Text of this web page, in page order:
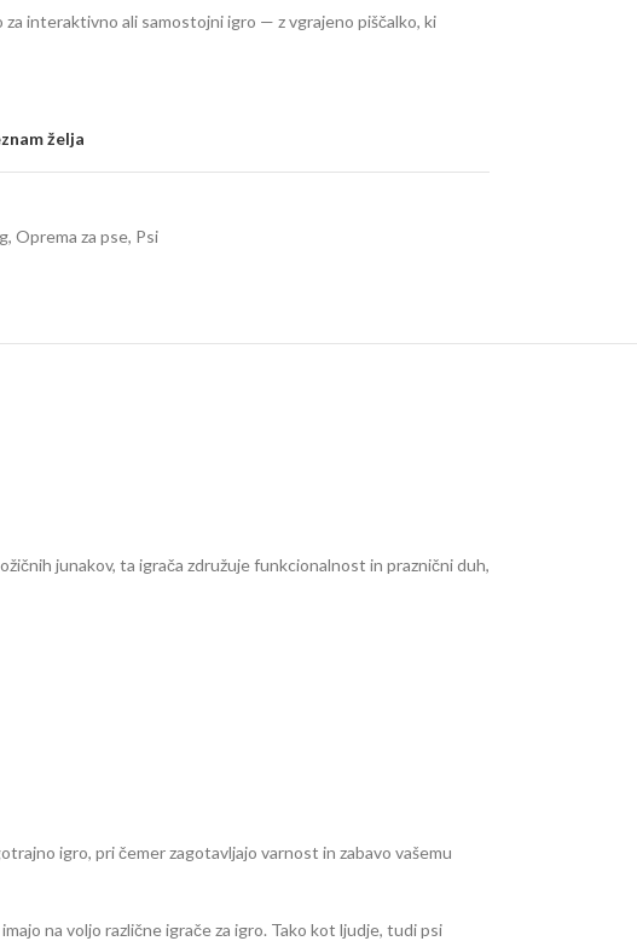
za interaktivno ali samostojni igro — z vgrajeno piščalko, ki
želja
, Oprema za pse, Psi
junakov, ta igrača združuje funkcionalnost in praznični duh,
igro, pri čemer zagotavljajo varnost in zabavo vašemu
na voljo različne igrače za igro. Tako kot ljudje, tudi psi